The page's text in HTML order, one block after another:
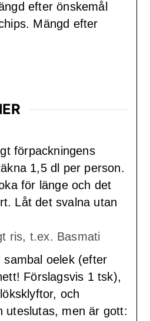
efter önskemål
Mängd efter
förpackningens
1,5 dl per person.
för länge och det
Låt det svalna utan
ris, t.ex. Basmati
sambal oelek (efter
Förslagsvis 1 tsk),
och
uteslutas, men är gott: